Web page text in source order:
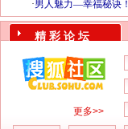
精 彩 论 坛
更多>>